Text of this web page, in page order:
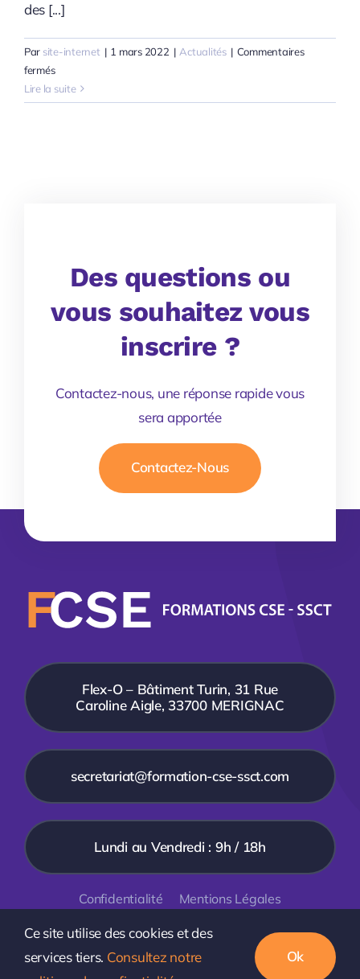
des [...]
Par site-internet | 1 mars 2022 | Actualités | Commentaires
ferméssur
Changement
des
Lire la suite
Des questions ou
vous souhaitez vous
inscrire ?
Contactez-nous, une réponse rapide vous
sera apportée
Contactez-Nous
Flex-O – Bâtiment Turin, 31 Rue
Caroline Aigle, 33700 MERIGNAC
secretariat@formation-cse-ssct.com
Lundi au Vendredi : 9h / 18h
Confidentialité Mentions Légales
© 2018 - 2026 • FCSE • Tous droits réservés
CréaSites
Sud-Ouest - Création de site internet à Bordeaux
Ce site utilise des cookies et des
services tiers. Consultez notre
Ok